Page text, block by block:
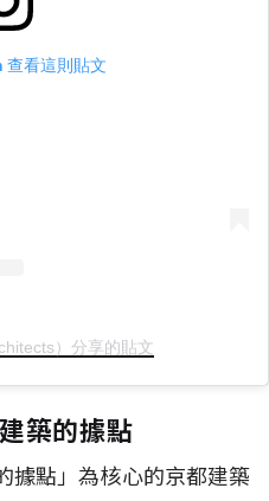
看這則貼文
）分享的貼文
築的據點
據點」為核心的京都建築